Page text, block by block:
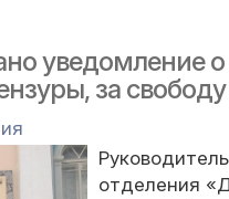
уведомление
за
отделения